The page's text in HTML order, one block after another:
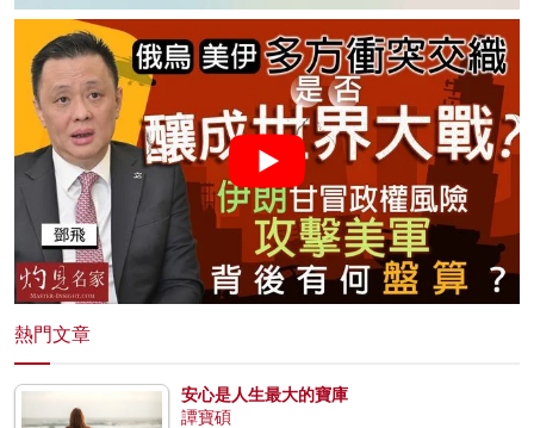
熱門文章
安心是人生最大的寶庫
譚寶碩